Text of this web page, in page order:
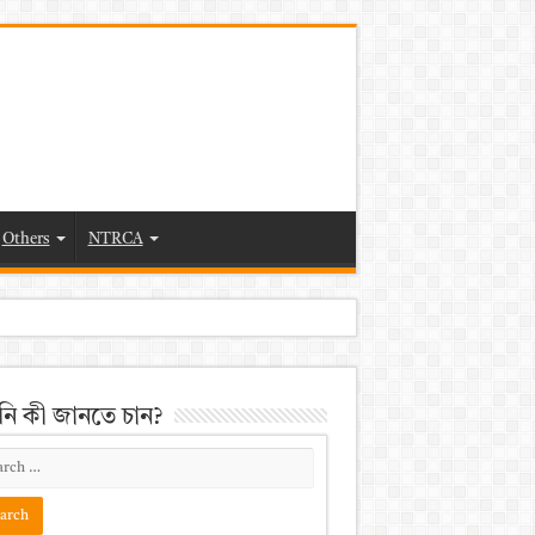
Others NTRCA
কী জানতে চান?